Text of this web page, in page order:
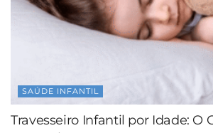
SAÚDE INFANTIL
Travesseiro Infantil por Idade: O